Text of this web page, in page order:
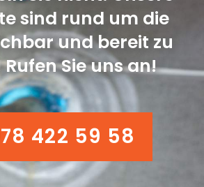
sind rund um die
und bereit zu
Sie uns an!
422 59 58
422 59 58